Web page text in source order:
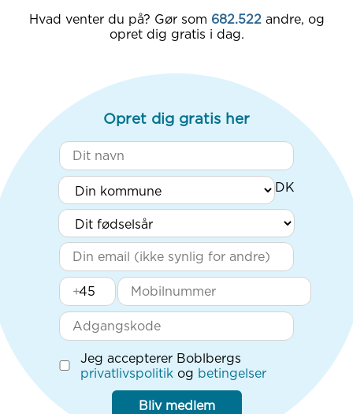
Hvad venter du på? Gør som 682.522 andre, og
opret dig gratis i dag.
Opret dig gratis her
+
Jeg accepterer Boblbergs
privatlivspolitik og betingelser
Bliv medlem